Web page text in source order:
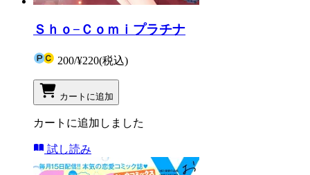
Ｓｈｏ−Ｃｏｍｉプラチナ
200/¥220(税込)
カートに追加
カートに追加しました
試し読み